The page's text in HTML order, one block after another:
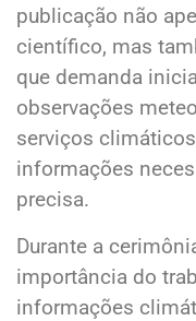
publicação não
científico, mas
que demanda
observações
serviços
informações
precisa.
Durante a
importância do
informações